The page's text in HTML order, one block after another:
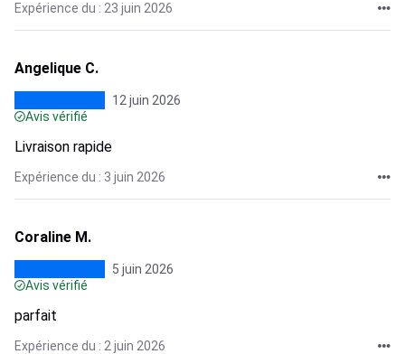
Expérience du : 23 juin 2026
Angelique C.
12 juin 2026
Avis vérifié
Livraison rapide
Expérience du : 3 juin 2026
Coraline M.
5 juin 2026
Avis vérifié
parfait
Expérience du : 2 juin 2026